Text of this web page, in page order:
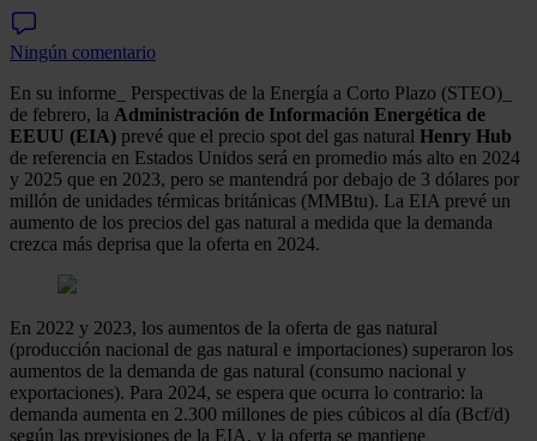
Ningún comentario
En su informe_ Perspectivas de la Energía a Corto Plazo (STEO)_
de febrero, la Administración de Información Energética de
EEUU (EIA) prevé que el precio spot del gas natural Henry Hub
de referencia en Estados Unidos será en promedio más alto en 2024
y 2025 que en 2023, pero se mantendrá por debajo de 3 dólares por
millón de unidades térmicas británicas (MMBtu). La EIA prevé un
aumento de los precios del gas natural a medida que la demanda
crezca más deprisa que la oferta en 2024.
En 2022 y 2023, los aumentos de la oferta de gas natural
(producción nacional de gas natural e importaciones) superaron los
aumentos de la demanda de gas natural (consumo nacional y
exportaciones). Para 2024, se espera que ocurra lo contrario: la
demanda aumenta en 2.300 millones de pies cúbicos al día (Bcf/d)
según las previsiones de la EIA, y la oferta se mantiene